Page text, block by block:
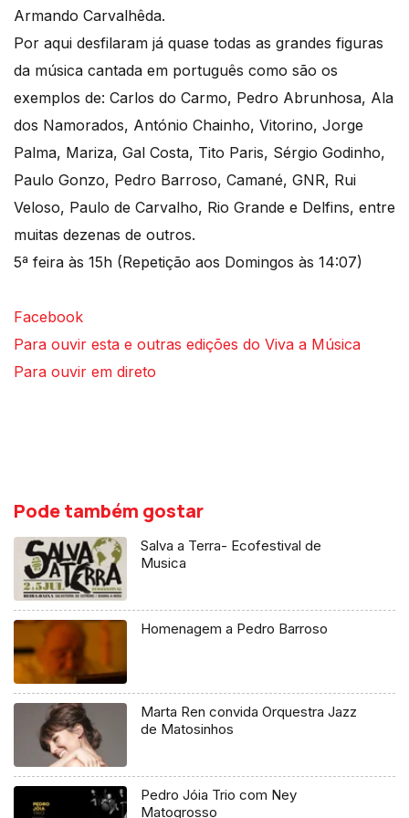
Armando Carvalhêda.
Por aqui desfilaram já quase todas as grandes figuras
da música cantada em português como são os
exemplos de: Carlos do Carmo, Pedro Abrunhosa, Ala
dos Namorados, António Chainho, Vitorino, Jorge
Palma, Mariza, Gal Costa, Tito Paris, Sérgio Godinho,
Paulo Gonzo, Pedro Barroso, Camané, GNR, Rui
Veloso, Paulo de Carvalho, Rio Grande e Delfins, entre
muitas dezenas de outros.
5ª feira às 15h (Repetição aos Domingos às 14:07)
Facebook
Para ouvir esta e outras edições do Viva a Música
Para ouvir em direto
Pode também gostar
Salva a Terra- Ecofestival de
Musica
Homenagem a Pedro Barroso
Marta Ren convida Orquestra Jazz
de Matosinhos
Pedro Jóia Trio com Ney
Matogrosso